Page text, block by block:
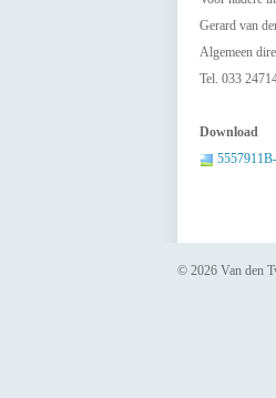
Gerard
Algemeen
Tel.
Download
© 2026 Van den